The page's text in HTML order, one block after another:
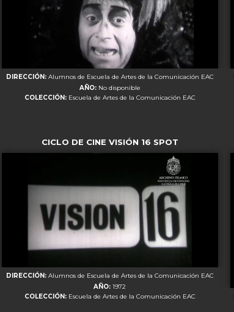
DIRECCIÓN: Alumnos de Escuela de Artes de la Comunicación EAC
AÑO: No disponible
COLECCIÓN: Escuela de Artes de la Comunicación EAC
CICLO DE CINE VISIÓN 16 SPOT
DIRECCIÓN: Alumnos de Escuela de Artes de la Comunicación EAC
AÑO:1972
COLECCIÓN: Escuela de Artes de la Comunicación EAC